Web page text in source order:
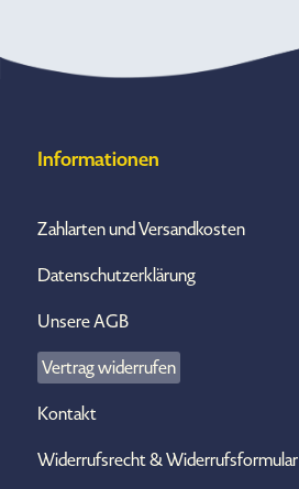
Informationen
Zahlarten und Versandkosten
Datenschutzerklärung
Unsere AGB
Vertrag widerrufen
Kontakt
Widerrufsrecht & Widerrufsformular